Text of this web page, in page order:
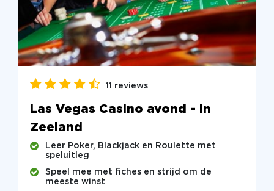
11 reviews
Las Vegas Casino avond - in
Zeeland
Leer Poker, Blackjack en Roulette met
speluitleg
Speel mee met fiches en strijd om de
meeste winst